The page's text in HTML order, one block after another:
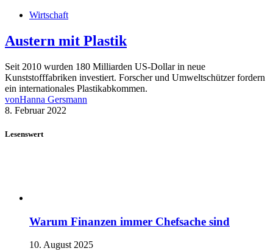
Wirtschaft
Austern mit Plastik
Seit 2010 wurden 180 Milliarden US-Dollar in neue
Kunststofffabriken investiert. Forscher und Umweltschützer fordern
ein internationales Plastikabkommen.
vonHanna Gersmann
8. Februar 2022
Lesenswert
Warum Finanzen immer Chefsache sind
10. August 2025